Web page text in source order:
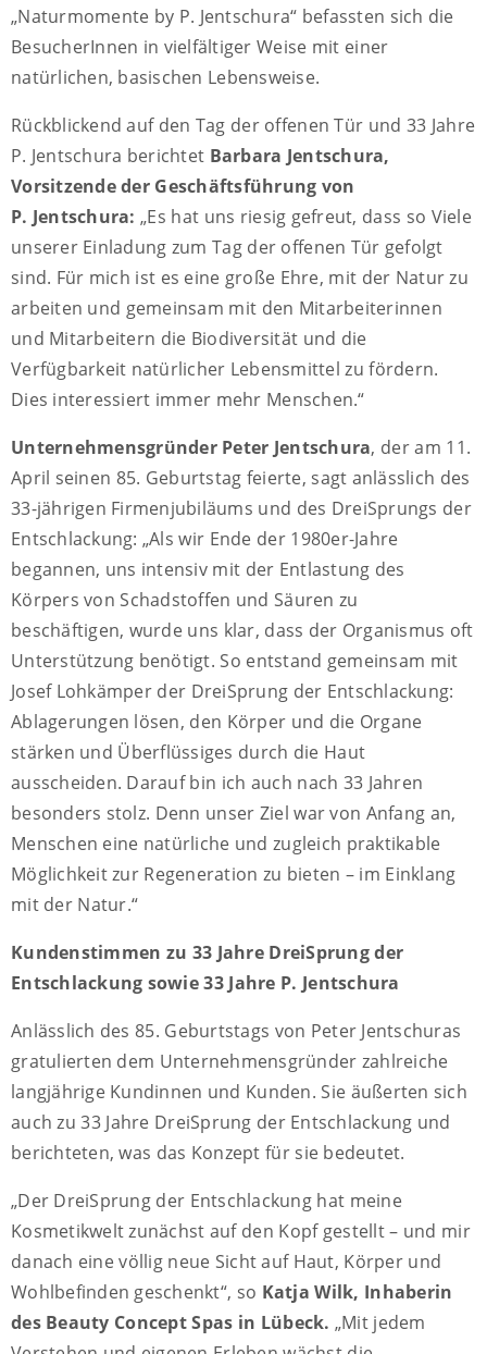
„Naturmomente by P. Jentschura“ befassten sich die
BesucherInnen in vielfältiger Weise mit einer
natürlichen, basischen Lebensweise.
Rückblickend auf den Tag der offenen Tür und 33 Jahre
P. Jentschura berichtet Barbara Jentschura,
Vorsitzende der Geschäftsführung von
P. Jentschura: „Es hat uns riesig gefreut, dass so Viele
unserer Einladung zum Tag der offenen Tür gefolgt
sind. Für mich ist es eine große Ehre, mit der Natur zu
arbeiten und gemeinsam mit den Mitarbeiterinnen
und Mitarbeitern die Biodiversität und die
Verfügbarkeit natürlicher Lebensmittel zu fördern.
Dies interessiert immer mehr Menschen.“
Unternehmensgründer Peter Jentschura, der am 11.
April seinen 85. Geburtstag feierte, sagt anlässlich des
33-jährigen Firmenjubiläums und des DreiSprungs der
Entschlackung: „Als wir Ende der 1980er-Jahre
begannen, uns intensiv mit der Entlastung des
Körpers von Schadstoffen und Säuren zu
beschäftigen, wurde uns klar, dass der Organismus oft
Unterstützung benötigt. So entstand gemeinsam mit
Josef Lohkämper der DreiSprung der Entschlackung:
Ablagerungen lösen, den Körper und die Organe
stärken und Überflüssiges durch die Haut
ausscheiden. Darauf bin ich auch nach 33 Jahren
besonders stolz. Denn unser Ziel war von Anfang an,
Menschen eine natürliche und zugleich praktikable
Möglichkeit zur Regeneration zu bieten – im Einklang
mit der Natur.“
Kundenstimmen zu 33 Jahre DreiSprung der
Entschlackung sowie 33 Jahre P. Jentschura
Anlässlich des 85. Geburtstags von Peter Jentschuras
gratulierten dem Unternehmensgründer zahlreiche
langjährige Kundinnen und Kunden. Sie äußerten sich
auch zu 33 Jahre DreiSprung der Entschlackung und
berichteten, was das Konzept für sie bedeutet.
„Der DreiSprung der Entschlackung hat meine
Kosmetikwelt zunächst auf den Kopf gestellt – und mir
danach eine völlig neue Sicht auf Haut, Körper und
Wohlbefinden geschenkt“, so Katja Wilk, Inhaberin
des Beauty Concept Spas in Lübeck. „Mit jedem